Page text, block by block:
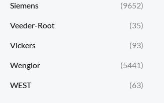
Siemens (9652)
Veeder-Root (35)
Vickers (93)
Wenglor (5441)
WEST (63)